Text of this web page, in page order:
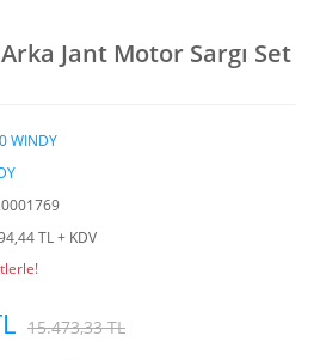
Jant Motor Sargı Set
WINDY
TL + KDV
15.473,33 TL